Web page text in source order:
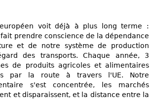
voit déjà à plus long terme :
prendre conscience de la dépendance
et de notre système de production
des transports. Chaque année, 3
de produits agricoles et alimentaires
par la route à travers l'UE. Notre
s'est concentrée, les marchés
et disparaissent, et la distance entre la